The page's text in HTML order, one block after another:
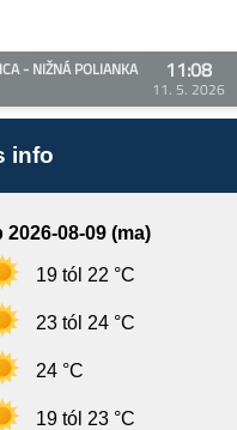
- NIŽNÁ POLIANKA
11:08
11. 5. 2026
info
2026-08-09 (ma)
19 tól 22 °C
23 tól 24 °C
24 °C
19 tól 23 °C